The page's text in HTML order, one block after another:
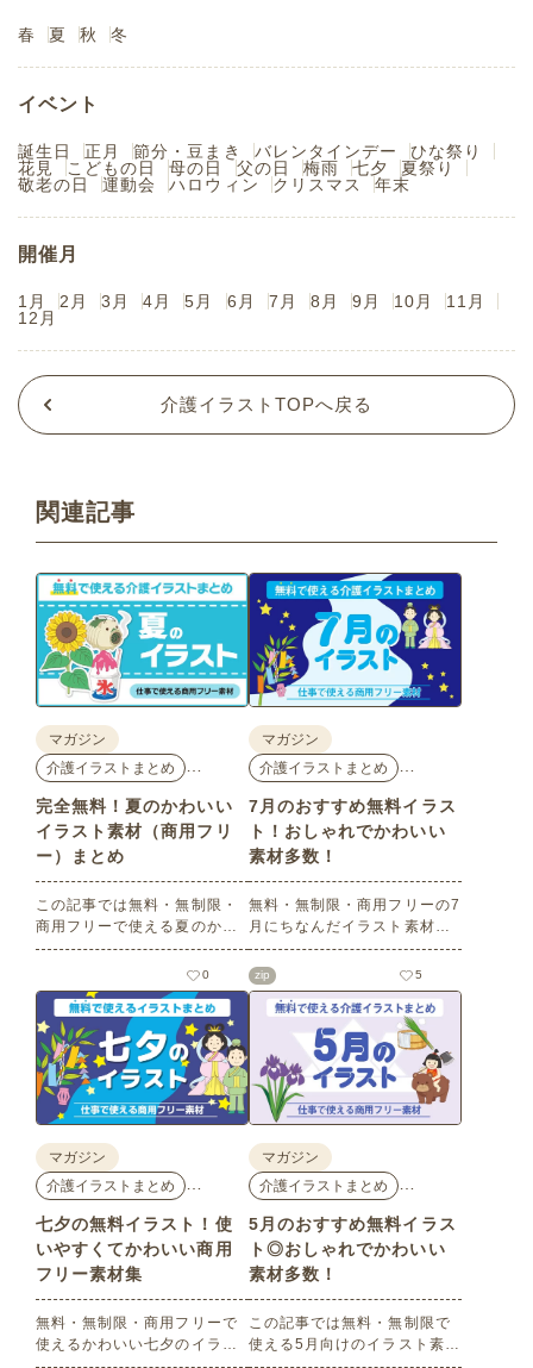
春 夏 秋 冬
イベント
誕生日 正月 節分・豆まき バレンタインデー
ひな祭り
花見
こどもの日 母の日 父の日 梅雨 七夕
夏祭り
敬老の日
運動会 ハロウィン クリスマス 年末
開催月
1月 2月 3月 4月 5月 6月 7月 8月 9月 10月
11月
12月
介護イラストTOPへ戻る
関連記事
マガジン
介護イラストまとめ
完全無料！夏のかわいい
イラスト素材（商用フリ
ー）まとめ
この記事では無料・無制限・
商用フリーで使える夏のかわ
いいイラスト素材を多数ご紹
介いたします。夏の花である
ひまわりや朝顔、夏祭り、花
火、七夕など夏ならではのか
わいいイラストをご用意！ポ
スターやパンフレットなどで
使いやすいテイストなので、
ぜひご活用ください。
0
マガジン
介護イラストまとめ
7月のおすすめ無料イラス
ト！おしゃれでかわいい
素材多数！
無料・無制限・商用フリーの7
月にちなんだイラスト素材を
多数ご紹介します。どれも印
刷に適した解像度で、点数制
限なしで自由に使える素材ば
かり♪どなたでもご利用いただ
けます！ぜひご活用くださ
い。
zip 5
マガジン
介護イラストまとめ
七夕の無料イラスト！使
いやすくてかわいい商用
フリー素材集
無料・無制限・商用フリーで
使えるかわいい七夕のイラス
マガジン
介護イラストまとめ
5月のおすすめ無料イラス
ト◎おしゃれでかわいい
素材多数！
この記事では無料・無制限で
使える5月向けのイラスト素材